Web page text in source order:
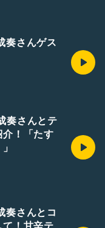
さんゲス
奏さんとテ
！「たす
さんとコ